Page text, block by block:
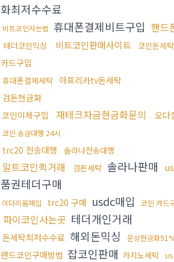
화최저수수료
비트코인사는법 휴대폰결제비트구입 핸드
테더코인믹싱 비트코인판매사이트 코인돈세탁
카드구입
휴대폰결제세탁 아프리카tv돈세탁
검돈현금화
코인이체구입
재테크자금현금화문의 오다
코인 송금대행 24시
trc20 전송대행 솔라나전송대행
알트코인퀵거래 검돈세탁 솔라나판매
품권테더구매
이더리움매입 trc20 구매 usdc매입 코인 카드
파이코인사는곳 테더개인거래
돈세탁최저수수료 해외돈믹싱 문상현금화
랜드코인구매방법 잡코인판매 카지노세탁